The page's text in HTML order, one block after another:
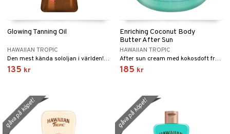
Glowing Tanning Oil
HAWAIIAN TROPIC
Den mest kända sololjan i världen! Inget solskydd från Hawaiian Tropic
135 kr
Enriching Coconut Body
Butter After Sun
HAWAIIAN TROPIC
After sun cream med kokosdoft från Hawaiian Tropic
185 kr
gåva på köpet! gåva på köpet!
& Mustasch
1: Rengöring
2: Exfoliering
och masker